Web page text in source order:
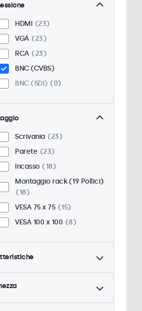
HDMI
23
VGA
23
RCA
23
BNC (CVBS)
BNC (SDI)
0
Scrivania
23
Parete
23
Incasso
18
Montaggio rack (19 Pollici)
18
VESA 75 x 75
15
VESA 100 x 100
8
4:3 / 5:4
6
9-36 Volt
Dimmerabile
23